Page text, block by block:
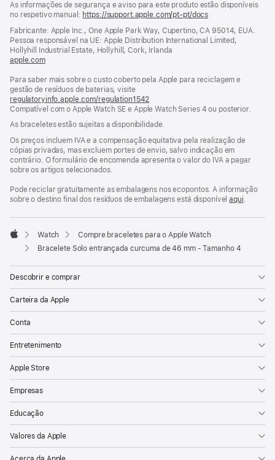
de
rodapé
As informações de segurança e aviso para este produto estão disponíveis
no respetivo manual: https://support.apple.com/pt-pt/docs
nova
janela)
Fabricante: Apple Inc., One Apple Park Way, Cupertino, CA 95014, EUA.
Pessoa responsável na UE: Apple Distribution International Limited,
Hollyhill Industrial Estate, Hollyhill, Cork, Irlanda
apple.com(abre
nova
janela)
Para saber mais sobre o custo coberto pela Apple para reciclagem e
gestão de resíduos de baterias, visite
regulatoryinfo.apple.com/regulation1542
numa
nova
janela)
Compatível com o Apple Watch SE e Apple Watch Series 4 ou posterior.
As braceletes estão sujeitas a disponibilidade.
Os preços incluem IVA e a compensação equitativa pela realização de
cópias privadas, mas excluem portes de envio, salvo indicação em
contrário. O formulário de encomenda apresenta o valor do IVA a pagar
sobre os artigos selecionados.
Pode reciclar gratuitamente as embalagens nos ecopontos. A informação
sobre o destino final dos resíduos de embalagens está disponívelaqui.
Apple
Watch
Compre braceletes para o Apple Watch
Bracelete Solo entrançada curcuma de 46 mm - Tamanho 4
Descobrir e comprar
Carteira da Apple
Conta
Entretenimento
Apple Store
Empresas
Educação
Valores da Apple